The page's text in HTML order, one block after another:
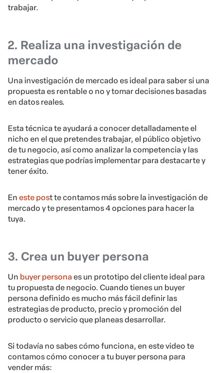
trabajar.
2. Realiza una investigación de
mercado
Una investigación de mercado es ideal para saber si una
propuesta es rentable o no y tomar decisiones basadas
en datos reales.
Esta técnica te ayudará a conocer detalladamente el
nicho en el que pretendes trabajar, el público objetivo
de tu negocio, así como analizar la competencia y las
estrategias que podrías implementar para destacarte y
tener éxito.
En este post te contamos más sobre la investigación de
mercado y te presentamos4 opciones para hacer la
tuya.
3. Crea un buyer persona
Un buyer persona es un prototipo del cliente ideal para
tu propuesta de negocio. Cuando tienes un buyer
persona definido es mucho más fácil definir las
estrategias de producto, precio y promoción del
producto o servicio que planeas desarrollar.
Si todavía no sabes cómo funciona, en este video te
contamos cómo conocer a tu buyer persona para
vender más: